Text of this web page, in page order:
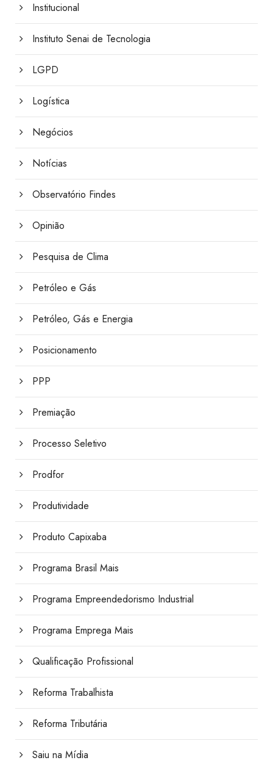
Institucional
Instituto Senai de Tecnologia
LGPD
Logística
Negócios
Notícias
Observatório Findes
Opinião
Pesquisa de Clima
Petróleo e Gás
Petróleo, Gás e Energia
Posicionamento
PPP
Premiação
Processo Seletivo
Prodfor
Produtividade
Produto Capixaba
Programa Brasil Mais
Programa Empreendedorismo Industrial
Programa Emprega Mais
Qualificação Profissional
Reforma Trabalhista
Reforma Tributária
Saiu na Mídia